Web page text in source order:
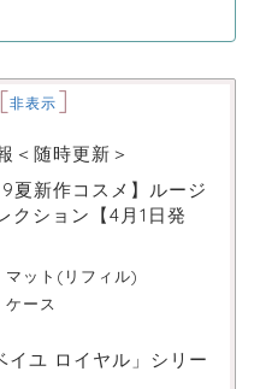
[非表示 ]
＜随時更新＞
夏新作コスメ】ルージ
クション【4月1日発
ット(リフィル)
ース
イユ ロイヤル」シリー